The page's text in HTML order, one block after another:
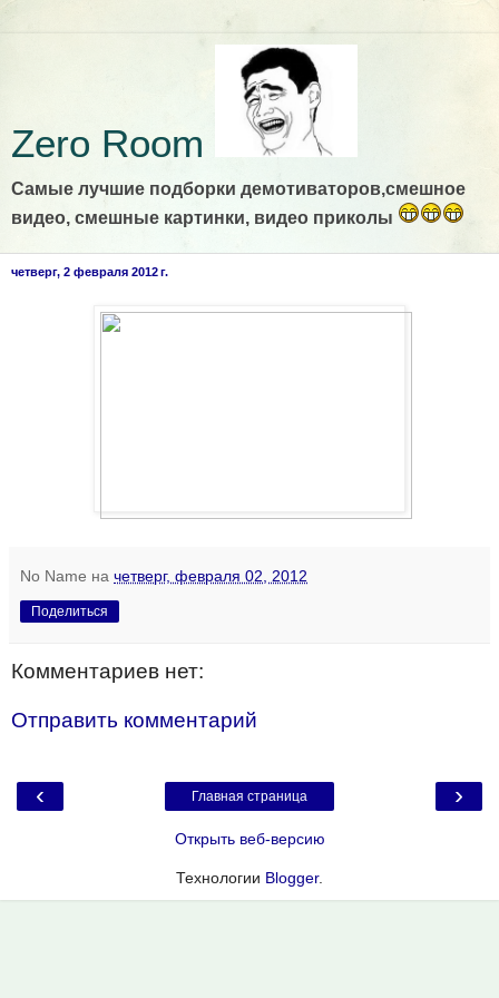
Zero Room
Самые лучшие подборки демотиваторов,смешное
видео, смешные картинки, видео приколы
четверг, 2 февраля 2012 г.
No Name на четверг, февраля 02, 2012
Поделиться
Комментариев нет:
Отправить комментарий
‹ ›
Главная страница
Открыть веб-версию
Технологии Blogger.